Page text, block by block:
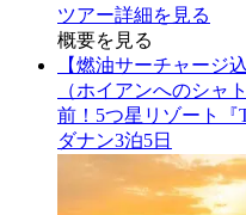
ツアー詳細を見る
概要を見る
【燃油サーチャージ
（ホイアンへのシャ
前！5つ星リゾート
ダナン3泊5日